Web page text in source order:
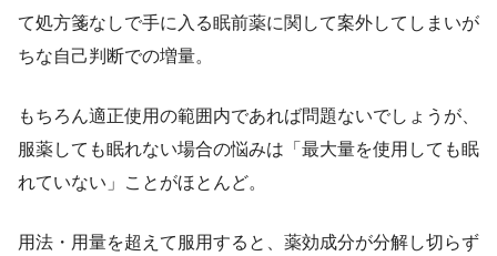
て処方箋なしで手に入る眠前薬に関して案外してしまいが
ちな自己判断での増量。
もちろん適正使用の範囲内であれば問題ないでしょうが、
服薬しても眠れない場合の悩みは「最大量を使用しても眠
れていない」ことがほとんど。
用法・用量を超えて服用すると、薬効成分が分解し切らず